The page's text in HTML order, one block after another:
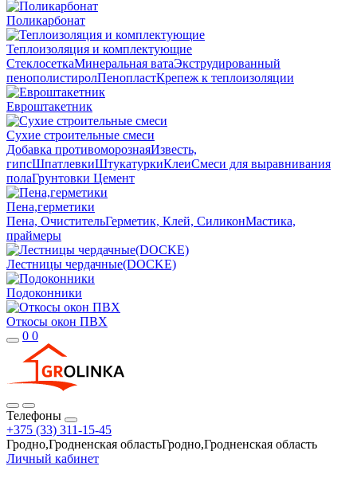
Поликарбонат
Теплоизоляция и комплектующие
СтеклосеткаМинеральная ватаЭкструдированный
пенополистиролПенопластКрепеж к теплоизоляции
Евроштакетник
Сухие строительные смеси
Добавка противоморознаяИзвесть,
гипсШпатлевкиШтукатуркиКлеиСмеси для выравнивания
полаГрунтовки Цемент
Пена,герметики
Пена, ОчистительГерметик, Клей, СиликонМастика,
праймеры
Лестницы чердачные(DOCKE)
Подоконники
Откосы окон ПВХ
0 0
Телефоны
+375 (33) 311-15-45
Гродно,Гродненская областьГродно,Гродненская область
Личный кабинет